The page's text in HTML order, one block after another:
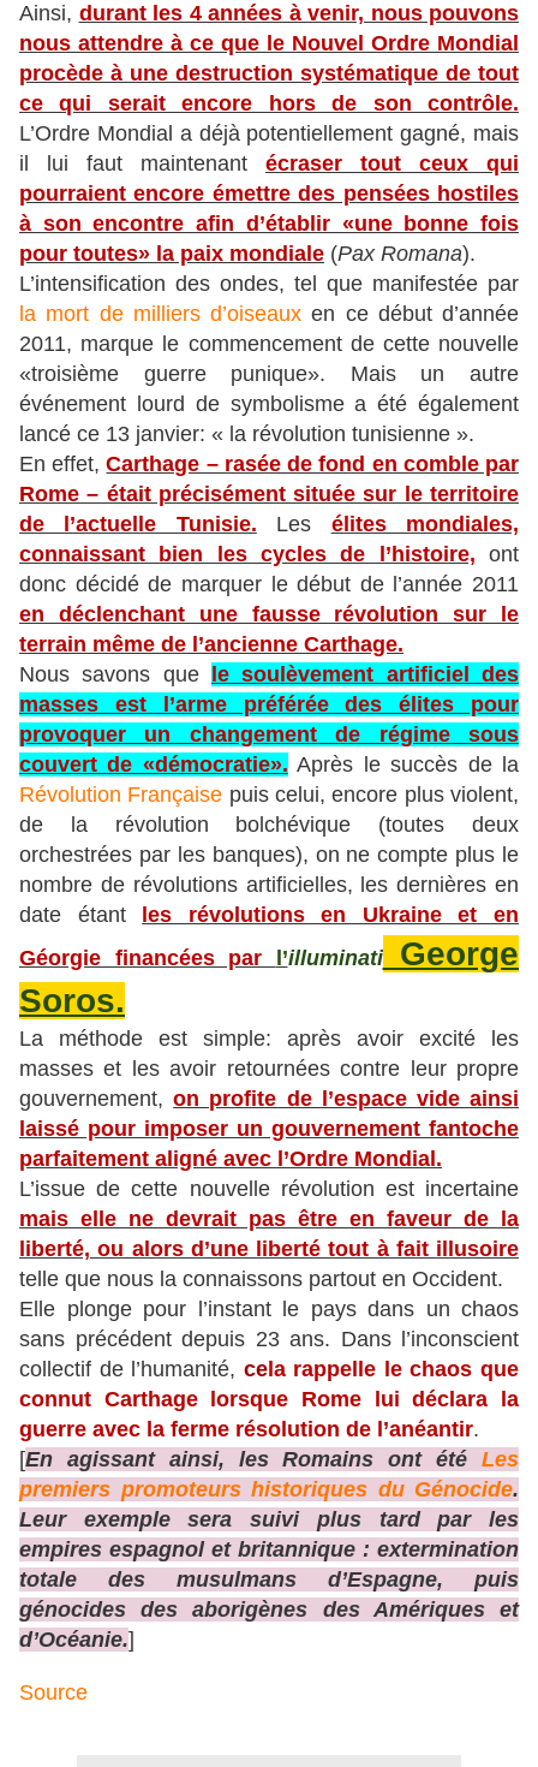
Ainsi, durant les 4 années à venir, nous pouvons
nous attendre à ce que le Nouvel Ordre Mondial
procède à une destruction systématique de tout
ce qui serait encore hors de son contrôle.
L’Ordre Mondial a déjà potentiellement gagné, mais
il lui faut maintenant écraser tout ceux qui
pourraient encore émettre des pensées hostiles
à son encontre afin d’établir «une bonne fois
pour toutes» la paix mondiale (Pax Romana).
L’intensification des ondes, tel que manifestée par
la mort de milliers d’oiseaux en ce début d’année
2011, marque le commencement de cette nouvelle
«troisième guerre punique». Mais un autre
événement lourd de symbolisme a été également
lancé ce 13 janvier: « la révolution tunisienne ».
En effet,Carthage – rasée de fond en comble par
Rome – était précisément située sur le territoire
de l’actuelle Tunisie. Les élites mondiales,
connaissant bien les cycles de l’histoire, ont
donc décidé de marquer le début de l’année 2011
en déclenchant une fausse révolution sur le
terrain même de l’ancienne Carthage.
Nous savons que
le soulèvement artificiel des
masses est l’arme préférée des élites pour
provoquer un changement de régime sous
couvert de «démocratie». Après le succès de la
Révolution Française puis celui, encore plus violent,
de la révolution bolchévique (toutes deux
orchestrées par les banques), on ne compte plus le
nombre de révolutions artificielles, les dernières en
date étant
les révolutions en Ukraine et en
Géorgie financées par
l’illuminatiGeorge
Soros.
La méthode est simple: après avoir excité les
masses et les avoir retournées contre leur propre
gouvernement,on profite de l’espace vide ainsi
laissé pour imposer un gouvernement fantoche
parfaitement aligné avec l’Ordre Mondial.
L’issue de cette nouvelle révolution est incertaine
mais elle ne devrait pas être en faveur de la
liberté, ou alors d’une liberté tout à fait illusoire
telle que nous la connaissons partout en Occident.
Elle plonge pour l’instant le pays dans un chaos
sans précédent depuis 23 ans. Dans l’inconscient
collectif de l’humanité, cela rappelle le chaos que
connut Carthage lorsque Rome lui déclara la
guerre avec la ferme résolution de l’anéantir.
[En agissant ainsi, les Romains ont été Les
premiers promoteurs historiques du Génocide.
Leur exemple sera suivi plus tard par les
empires espagnol et britannique : extermination
totale des musulmans d’Espagne, puis
génocides des aborigènes des Amériques et
d’Océanie.]
Source